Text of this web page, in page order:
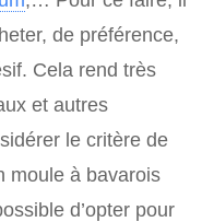
de préférence,
Cela rend très
et autres
le critère de
moule à bavarois
d’opter pour